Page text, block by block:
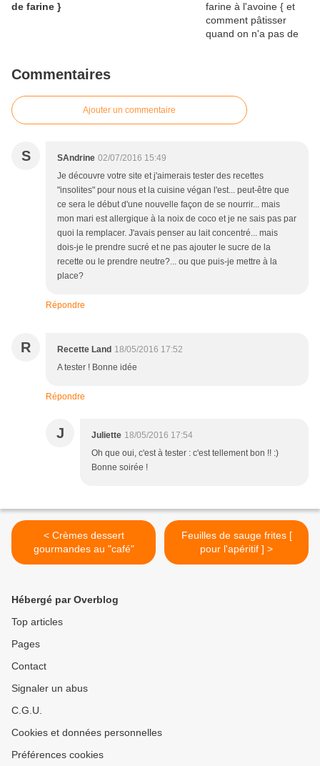
de farine }
Commentaires
Ajouter un commentaire
S SAndrine 02/07/2016 15:49
Je découvre votre site et j'aimerais tester des recettes
"insolites" pour nous et la cuisine végan l'est... peut-être que
ce sera le début d'une nouvelle façon de se nourrir... mais
mon mari est allergique à la noix de coco et je ne sais pas par
quoi la remplacer. J'avais penser au lait concentré... mais
dois-je le prendre sucré et ne pas ajouter le sucre de la
recette ou le prendre neutre?... ou que puis-je mettre à la
place?
Répondre
R Recette Land 18/05/2016 17:52
A tester ! Bonne idée
Répondre
J Juliette 18/05/2016 17:54
Oh que oui, c'est à tester : c'est tellement bon !! :)
Bonne soirée !
< Crèmes dessert
gourmandes au "café"
Feuilles de sauge frites [
pour l'apéritif ] >
Hébergé par Overblog
Top articles
Pages
Contact
Signaler un abus
C.G.U.
Cookies et données personnelles
Préférences cookies